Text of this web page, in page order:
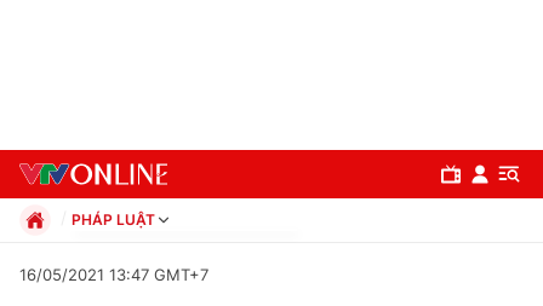
PHÁP LUẬT
Xã hội
16/05/2021 13:47 GMT+7